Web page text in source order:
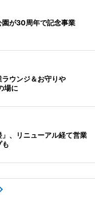
園が30周年で記念事業
ウンジ＆お守りや
場に
、リニューアル経て営業